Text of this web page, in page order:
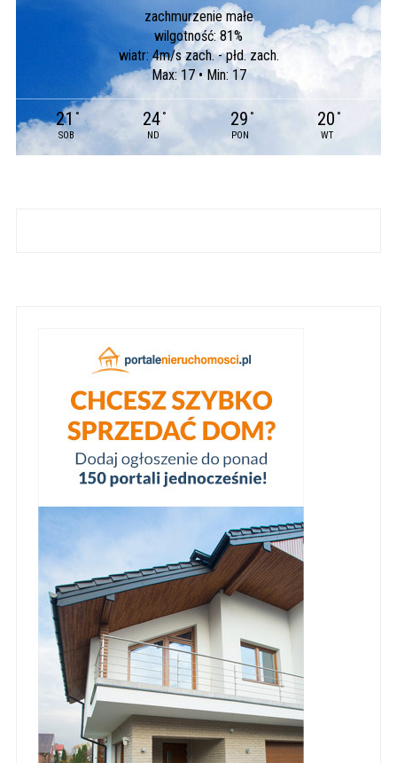
zachmurzenie małe
wilgotność: 81%
wiatr: 4m/s zach. - płd. zach.
Max: 17 • Min: 17
21 °
SOB
24 °
ND
29 °
PON
20 °
WT